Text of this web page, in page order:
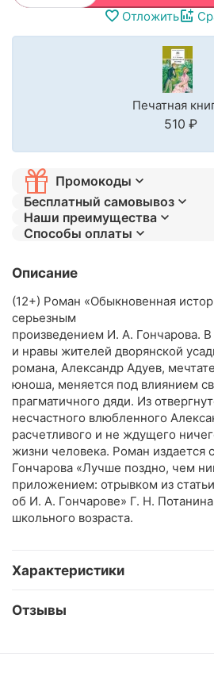
Отложить
Печатная
‍510‍ ₽
Промокоды
Бесплатный самовывоз
Наши преимущества
Способы оплаты
Описание
(12+) Роман «Обыкновенная
серьезным
произведением И. А. Гончарова.
и нравы жителей дворянской
романа, Александр Адуев,
юноша, меняется под влиянием
прагматичного дяди. Из
несчастного влюбленного
расчетливого и не ждущего
жизни человека. Роман издается
Гончарова «Лучше поздно, чем
приложением: отрывком из
об И. А. Гончарове» Г. Н.
школьного возраста.
Характеристики
Отзывы